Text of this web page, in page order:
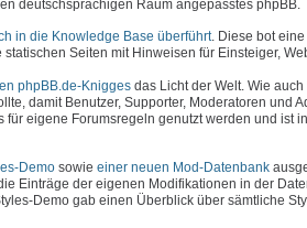
deutschsprachigen Raum angepasstes phpBB.
in die Knowledge Base überführt. Diese bot
Seiten mit Hinweisen für Einsteiger,
phpBB.de-Knigges das Licht der Welt. Wie
damit Benutzer, Supporter, Moderatoren und
eigene Forumsregeln genutzt werden und ist
Demo sowie einer neuen Mod-Datenbank
Einträge der eigenen Modifikationen in der
Demo gab einen Überblick über sämtliche